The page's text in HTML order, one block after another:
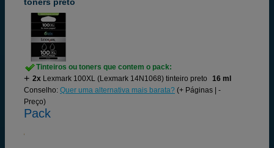
Tinteiros ou toners que contem o pack:
2x Lexmark 100XL (Lexmark 14N1068) tinteiro preto
16 ml
Conselho: Quer uma alternativa mais barata? (+ Páginas | -
Preço)
Pack